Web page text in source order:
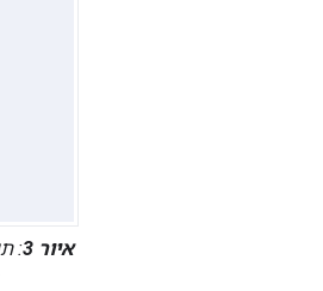
איור 3